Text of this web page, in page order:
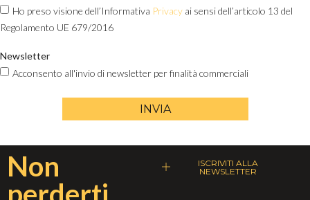
Ho preso visione dell’Informativa Privacy ai sensi dell’articolo 13 del
Regolamento UE 679/2016
Newsletter
Acconsento all'invio di newsletter per finalità commerciali
INVIA
Non
ISCRIVITI ALLA
NEWSLETTER